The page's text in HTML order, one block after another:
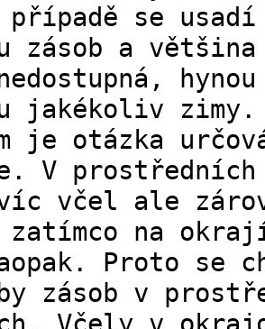
případě se usadí
zásob a
jakékoliv zimy.
je otázka
V
včel ale
zatímco na
Proto se
zásob v